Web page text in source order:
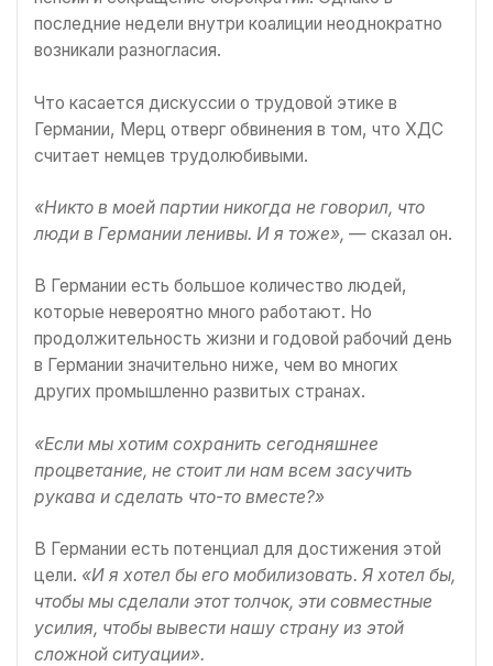
последние недели внутри коалиции неоднократно
возникали разногласия.
Что касается дискуссии о трудовой этике в
Германии, Мерц отверг обвинения в том, что ХДС
считает немцев трудолюбивыми.
«Никто в моей партии никогда не говорил, что
люди в Германии ленивы. И я тоже», — сказал он.
В Германии есть большое количество людей,
которые невероятно много работают. Но
продолжительность жизни и годовой рабочий день
в Германии значительно ниже, чем во многих
других промышленно развитых странах.
«Если мы хотим сохранить сегодняшнее
процветание, не стоит ли нам всем засучить
рукава и сделать что-то вместе?»
В Германии есть потенциал для достижения этой
цели. «И я хотел бы его мобилизовать. Я хотел бы,
чтобы мы сделали этот толчок, эти совместные
усилия, чтобы вывести нашу страну из этой
сложной ситуации».